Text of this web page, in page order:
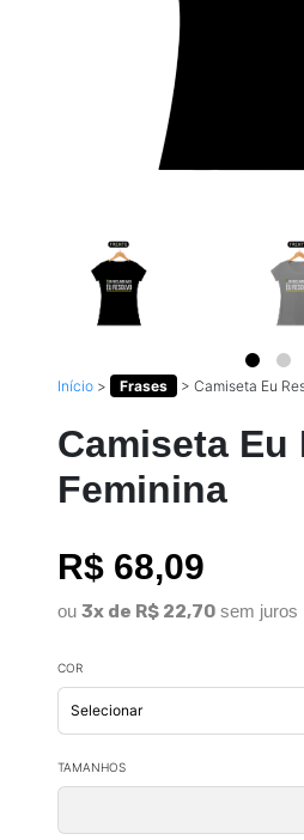
Início > Frases > Camiseta Eu
Camiseta Eu
Feminina
R$ 68,09
ou 3x de R$ 22,70 sem juros
COR
TAMANHOS